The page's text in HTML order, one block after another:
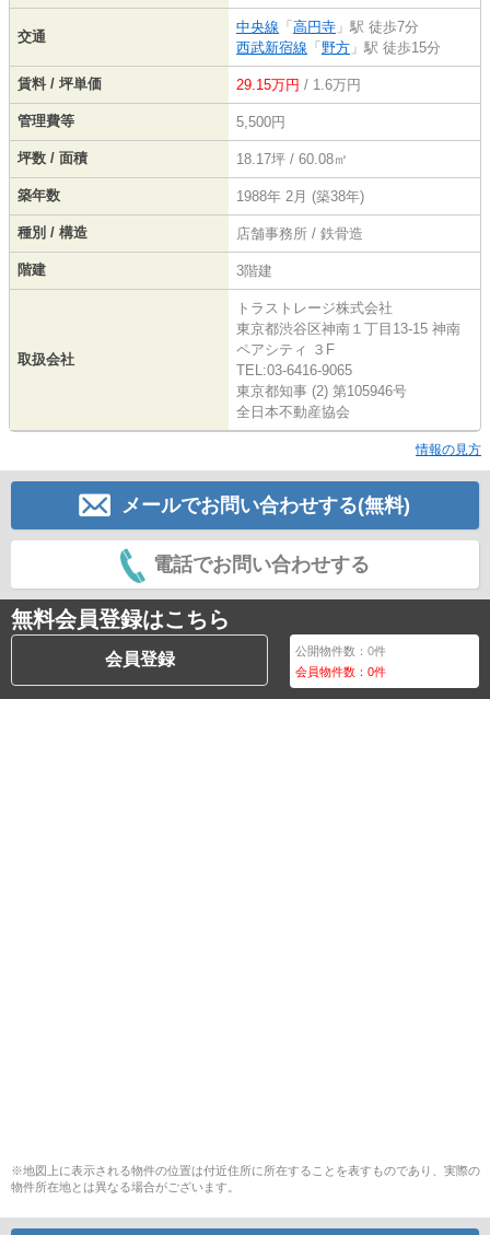
交通
中央線 「 高円寺 」駅 徒歩7分
西武新宿線 「 野方 」駅 徒歩15分
賃料 / 坪単価 29.15万円 / 1.6万円
管理費等 5,500円
坪数 / 面積 18.17坪 / 60.08㎡
築年数 1988年 2月 (築38年)
種別 / 構造 店舗事務所 / 鉄骨造
階建 3階建
取扱会社
トラストレージ株式会社
東京都渋谷区神南１丁目13-15 神南
ペアシティ ３F
TEL:03-6416-9065
東京都知事 (2) 第105946号
全日本不動産協会
情報の見方
メールでお問い合わせする(無料)
電話でお問い合わせする
無料会員登録はこちら
会員登録 公開物件数：0件
会員物件数：0件
※地図上に表示される物件の位置は付近住所に所在することを表すものであり、実際の
物件所在地とは異なる場合がございます。